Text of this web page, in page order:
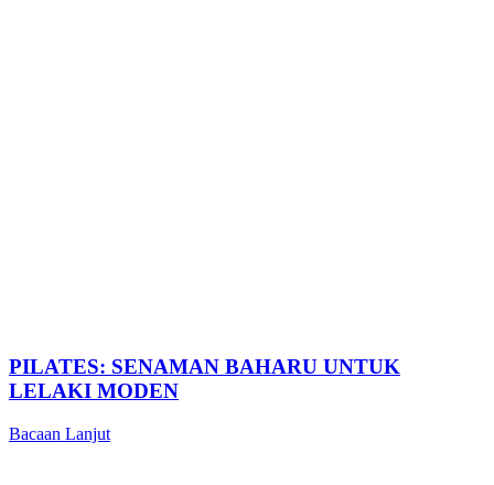
PILATES: SENAMAN BAHARU UNTUK
LELAKI MODEN
Bacaan Lanjut